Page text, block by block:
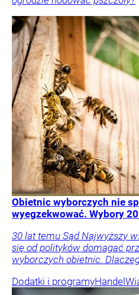
Obietnic wyborczych nie
wyegzekwować. Wybory
30 lat temu Sąd Najwyższy
się od polityków domagać
wyborczych obietnic.
Dodatki i programyHandel